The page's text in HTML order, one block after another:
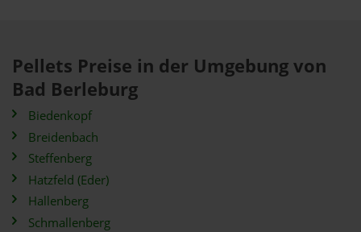
Pellets Preise in der Umgebung von
Bad Berleburg
Biedenkopf
Breidenbach
Steffenberg
Hatzfeld (Eder)
Hallenberg
Schmallenberg